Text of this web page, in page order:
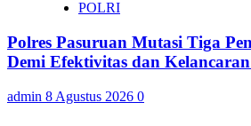
POLRI
Polres Pasuruan Mutasi Tiga
Demi Efektivitas dan
admin 8 Agustus 2026 0